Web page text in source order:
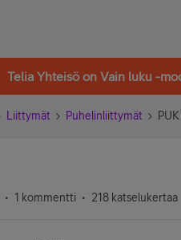
Telia Yhteisö on Vain luku -
Liittymät Puhelinliittymät
1 kommentti 218 katselukertaa